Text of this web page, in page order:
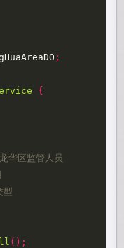
;
{
();